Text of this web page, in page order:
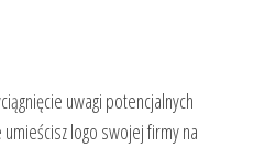
uwagi potencjalnych
logo swojej firmy na